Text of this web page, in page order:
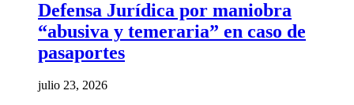
Defensa Jurídica por maniobra
“abusiva y temeraria” en caso de
pasaportes
julio 23, 2026